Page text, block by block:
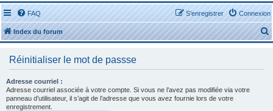
FAQ Connexion
S’enregistrer
Index du forum
e
Réinitialiser le mot de passse
Adresse courriel :
Adresse courriel associée à votre compte. Si vous ne l’avez pas modifiée via votre
panneau d’utilisateur, il s’agit de l’adresse que vous avez fournie lors de votre
enregistrement.